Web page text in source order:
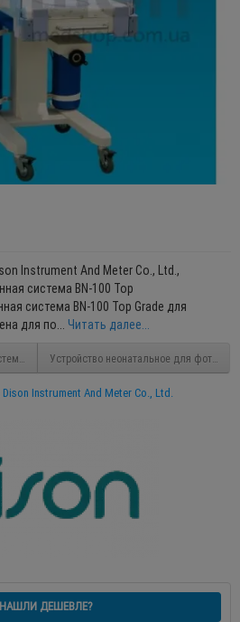
Instrument And Meter Co., Ltd.,
система BN-100 Top
система BN-100 Top Grade для
для по... Читать далее...
BN-100 Standard
Устройство неонатальное для
Dison Instrument And Meter Co., Ltd.
ДЕШЕВЛЕ?